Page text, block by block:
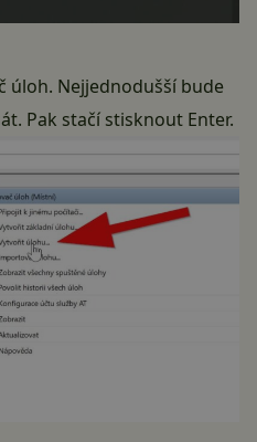
úloh. Nejjednodušší bude
Pak stačí stisknout Enter.